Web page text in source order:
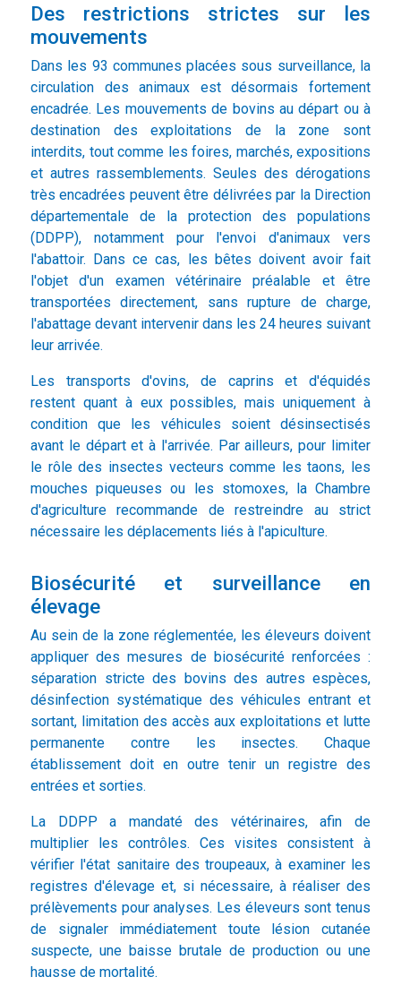
Des restrictions strictes sur les
mouvements
Dans les 93 communes placées sous surveillance, la
circulation des animaux est désormais fortement
encadrée. Les mouvements de bovins au départ ou à
destination des exploitations de la zone sont
interdits, tout comme les foires, marchés, expositions
et autres rassemblements. Seules des dérogations
très encadrées peuvent être délivrées par la Direction
départementale de la protection des populations
(DDPP), notamment pour l'envoi d'animaux vers
l'abattoir. Dans ce cas, les bêtes doivent avoir fait
l'objet d'un examen vétérinaire préalable et être
transportées directement, sans rupture de charge,
l'abattage devant intervenir dans les 24 heures suivant
leur arrivée.
Les transports d'ovins, de caprins et d'équidés
restent quant à eux possibles, mais uniquement à
condition que les véhicules soient désinsectisés
avant le départ et à l'arrivée. Par ailleurs, pour limiter
le rôle des insectes vecteurs comme les taons, les
mouches piqueuses ou les stomoxes, la Chambre
d'agriculture recommande de restreindre au strict
nécessaire les déplacements liés à l'apiculture.
Biosécurité et surveillance en
élevage
Au sein de la zone réglementée, les éleveurs doivent
appliquer des mesures de biosécurité renforcées :
séparation stricte des bovins des autres espèces,
désinfection systématique des véhicules entrant et
sortant, limitation des accès aux exploitations et lutte
permanente contre les insectes. Chaque
établissement doit en outre tenir un registre des
entrées et sorties.
La DDPP a mandaté des vétérinaires, afin de
multiplier les contrôles. Ces visites consistent à
vérifier l'état sanitaire des troupeaux, à examiner les
registres d'élevage et, si nécessaire, à réaliser des
prélèvements pour analyses. Les éleveurs sont tenus
de signaler immédiatement toute lésion cutanée
suspecte, une baisse brutale de production ou une
hausse de mortalité.